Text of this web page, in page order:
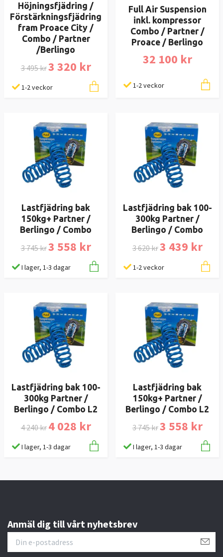
Höjningsfjädring /
Förstärkningsfjädring
fram Proace City /
Combo / Partner
/Berlingo
3 495 kr3 320 kr
1-2 veckor
Full Air Suspension
inkl. kompressor
Combo / Partner /
Proace / Berlingo
32 100 kr
1-2 veckor
Lastfjädring bak
150kg+ Partner /
Berlingo / Combo
3 745 kr3 558 kr
I lager, 1-3 dagar
Lastfjädring bak 100-
300kg Partner /
Berlingo / Combo
3 620 kr3 439 kr
1-2 veckor
Lastfjädring bak 100-
300kg Partner /
Berlingo / Combo L2
4 240 kr 4 028 kr
I lager, 1-3 dagar
Lastfjädring bak
150kg+ Partner /
Berlingo / Combo L2
3 745 kr3 558 kr
I lager, 1-3 dagar
Anmäl dig till vårt nyhetsbrev